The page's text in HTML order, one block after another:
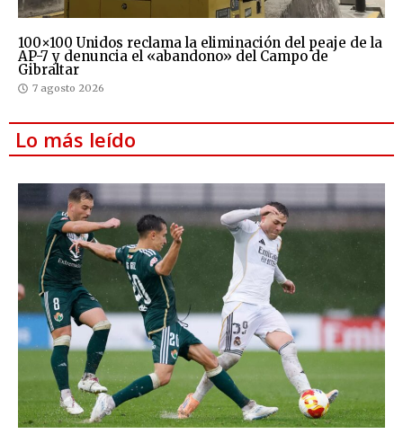
100×100 Unidos reclama la eliminación del peaje de la
AP-7 y denuncia el «abandono» del Campo de
Gibraltar
7 agosto 2026
Lo más leído